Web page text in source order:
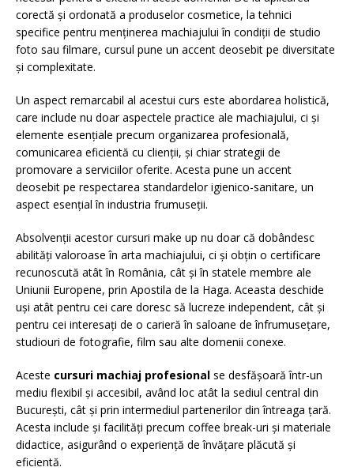
corectă și ordonată a produselor cosmetice, la tehnici
specifice pentru menținerea machiajului în condiții de studio
foto sau filmare, cursul pune un accent deosebit pe diversitate
și complexitate.
Un aspect remarcabil al acestui curs este abordarea holistică,
care include nu doar aspectele practice ale machiajului, ci și
elemente esențiale precum organizarea profesională,
comunicarea eficientă cu clienții, și chiar strategii de
promovare a serviciilor oferite. Acesta pune un accent
deosebit pe respectarea standardelor igienico-sanitare, un
aspect esențial în industria frumuseții.
Absolvenții acestor cursuri make up nu doar că dobândesc
abilități valoroase în arta machiajului, ci și obțin o certificare
recunoscută atât în România, cât și în statele membre ale
Uniunii Europene, prin Apostila de la Haga. Aceasta deschide
uși atât pentru cei care doresc să lucreze independent, cât și
pentru cei interesați de o carieră în saloane de înfrumusețare,
studiouri de fotografie, film sau alte domenii conexe.
Aceste cursuri machiaj profesional se desfășoară într-un
mediu flexibil și accesibil, având loc atât la sediul central din
București, cât și prin intermediul partenerilor din întreaga țară.
Acesta include și facilități precum coffee break-uri și materiale
didactice, asigurând o experiență de învățare plăcută și
eficientă.